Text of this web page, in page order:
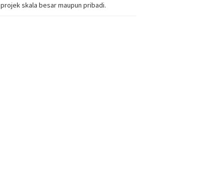
projek skala besar maupun pribadi.